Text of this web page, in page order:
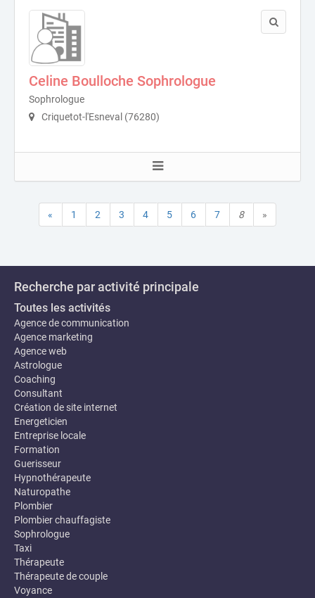
Celine Boulloche Sophrologue
Sophrologue
Criquetot-l'Esneval (76280)
« 1 2 3 4 5 6 7 8 »
Recherche par activité principale
Toutes les activités
Agence de communication
Agence marketing
Agence web
Astrologue
Coaching
Consultant
Création de site internet
Energeticien
Entreprise locale
Formation
Guerisseur
Hypnothérapeute
Naturopathe
Plombier
Plombier chauffagiste
Sophrologue
Taxi
Thérapeute
Thérapeute de couple
Voyance